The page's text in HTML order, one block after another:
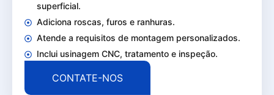
superficial.
Adiciona roscas, furos e ranhuras.
Atende a requisitos de montagem personalizados.
Inclui usinagem CNC, tratamento e inspeção.
CONTATE-NOS